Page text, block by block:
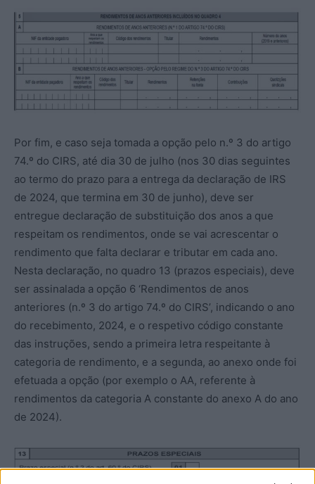
Por fim, e caso seja tomada a opção pelo n.º 3 do artigo
74.º do CIRS, até dia 30 de julho (nos 30 dias seguintes
ao termo do prazo para a entrega da declaração de IRS
de 2024, que termina em 30 de junho), deve ser
entregue declaração de substituição dos anos a que
respeitam os rendimentos, onde se vai acrescentar o
rendimento que falta declarar e tributar em cada ano.
Nesta declaração, no quadro 13 (prazos especiais), deve
ser assinalada a opção 6 ‘Rendimentos de anos
anteriores (n.º 3 do artigo 74.º do CIRS’, indicando o ano
do recebimento, 2024, e o respetivo código constante
das instruções, sendo a primeira letra respeitante à
categoria de rendimento, e a segunda, ao anexo onde foi
efetuada a opção (por exemplo o AA, referente à
rendimentos da categoria A constante do anexo A do ano
de 2024).